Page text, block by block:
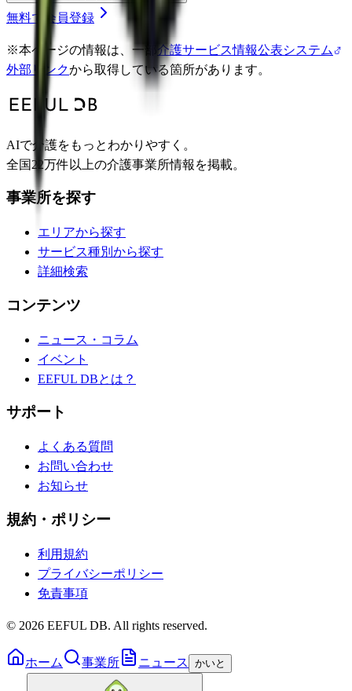
無料で会員登録
※本ページの情報は、一部 介護サービス情報公表システム
外部リンクから取得している箇所があります。
AIで介護をもっとわかりやすく。
全国22万件以上の介護事業所情報を掲載。
事業所を探す
エリアから探す
サービス種別から探す
詳細検索
コンテンツ
ニュース・コラム
イベント
EEFUL DBとは？
サポート
よくある質問
お問い合わせ
お知らせ
規約・ポリシー
利用規約
プライバシーポリシー
免責事項
© 2026 EEFUL DB. All rights reserved.
ホーム 事業所 ニュース かいと